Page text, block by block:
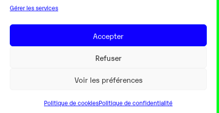
Gérer les services
Accepter
Refuser
Voir les préférences
Politique de cookiesPolitique de confidentialité
18 Août